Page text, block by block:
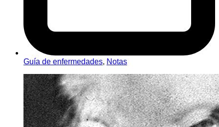
Guía de enfermedades, Notas